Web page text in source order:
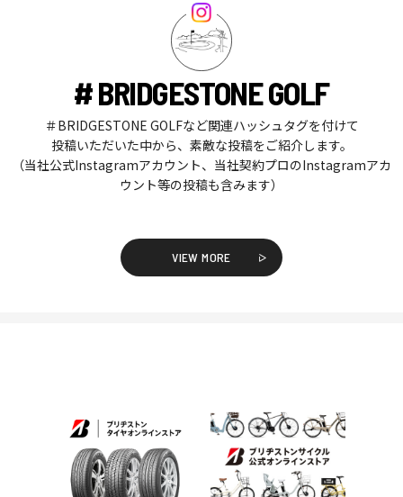
# BRIDGESTONE GOLF
＃BRIDGESTONE GOLFなど関連ハッシュタグを付けて
投稿いただいた中から、素敵な投稿をご紹介します。
（当社公式Instagramアカウント、当社契約プロのInstagramアカ
ウント等の投稿も含みます）
VIEW MORE